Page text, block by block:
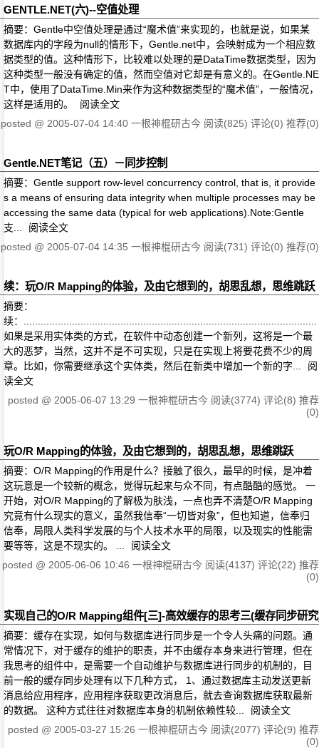
GENTLE.NET(六)--空值处理
摘要：Gentle中空值处理是通过“魔术值”来实现的，也就是说，如果某
数据库内的字段为null的情形下，Gentle.net中，会映射成为一个相应数
据类型的值。这种情形下，比较难以处理的是DataTime数据类型，因为
这种类型一般没有确定的值，然而空值对它却是有意义的。在Gentle.NE
T中，使用了DataTime.Min来作为这种数据类型的“魔术值”，一般情况，
这样是适用的。
阅读全文
posted @ 2005-07-04 14:40 一根神棍研古今 阅读(825) 评论(0) 推荐(0)
Gentle.NET笔记（五）－同步控制
摘要：Gentle support row-level concurrency control, that is, it provide
s a means of ensuring data integrity when multiple processes may be
accessing the same data (typical for web applications).Note:Gentle
支...
阅读全文
posted @ 2005-07-04 14:35 一根神棍研古今 阅读(731) 评论(0) 推荐(0)
续：玩O/R Mapping的体验，及由它想到的，胡思乱想，思维跳跃
摘要：
续：.......................................................................................................
如果是采用实体类的方式，在软件中动态创建一个新列，这将是一个最
大的恶梦，当然，这并不是不可实现，只是在实现上将要花费不少的周
章。比如，你需要继承这个实体类，然后在新类中增加一个新的字...
阅
读全文
posted @ 2005-06-07 13:29 一根神棍研古今 阅读(3774) 评论(8) 推荐
(0)
玩O/R Mapping的体验，及由它想到的，胡思乱想，思维跳跃
摘要：O/R Mapping的作用是什么？接触了很久，最早的时候，是冲着
这玩意是一个较新的概念，觉得玩起来与众不同，有点酷酷的感觉。 一
开始，对O/R Mapping的了解极为肤浅，一点也弄不清楚O/R Mapping
究竟有什么现实的意义，虽然我信奉“一切皆对象”，但也知道，信奉归
信奉，局限人类科学发展的与个人技术水平的局限，以及现实的性能需
要等等，这是不现实的。 ...
阅读全文
posted @ 2005-06-06 10:46 一根神棍研古今 阅读(4137) 评论(22) 推荐
(0)
实现自己的O/R Mapping组件[三]-高效缓存的思考三(缓存同步研
摘要：缓存在实现，如何与数据库进行同步是一个令人头痛的问题。通
常情况下，对于缓存的维护的职责，并不由缓存本身来进行管理，但在
我思考的组件中，是需要一个自动维护与数据库进行同步的机制的，目
前一般的缓存同步处理有以下几种方式， 1、通过数据库主动发送更新
消息给应用程序，应用程序获取更改消息后，就去查询数据库获取最新
的数据。 这种方式往往对数据库本身的机制依赖性较...
阅读全文
posted @ 2005-03-27 15:26 一根神棍研古今 阅读(2077) 评论(9) 推荐
(0)